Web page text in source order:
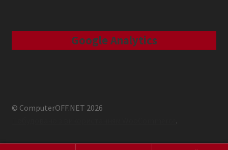
Google Analytics
© ComputerOFF.NET 2026
.